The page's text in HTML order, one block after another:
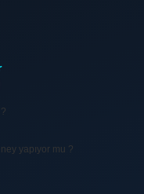
yapıyor mu ?